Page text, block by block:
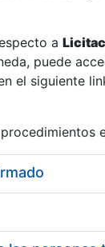
a
puede
el siguiente